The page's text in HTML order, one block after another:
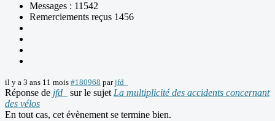
Messages : 11542
Remerciements reçus 1456
il y a 3 ans 11 mois #180968 parjfd_
Réponse de jfd_ sur le sujet La multiplicité des accidents concernant
des vélos
En tout cas, cet évènement se termine bien.